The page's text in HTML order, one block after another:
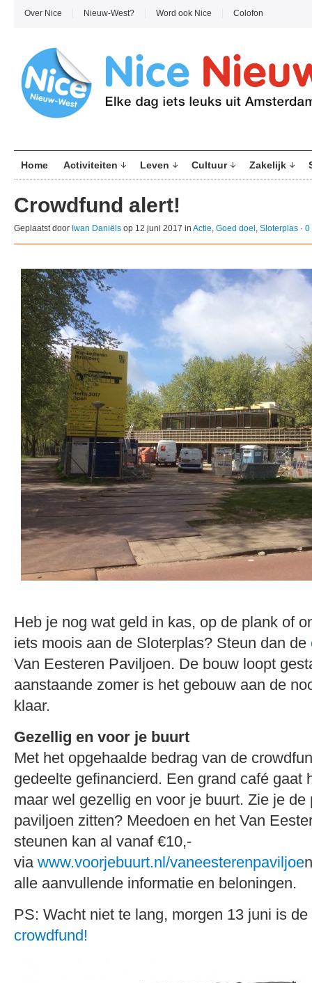
Over Nice Nieuw-West? Word ook Nice Colofon
Home Activiteiten Leven Cultuur Zakelijk
Crowdfund alert!
Geplaatst door Iwan Daniëls op 12 juni 2017 in Actie, Goed doel , Sloterplas · 0
Heb je nog wat geld in kas, op de plank of
iets moois aan de Sloterplas? Steun dan de
Van Eesteren Paviljoen. De bouw loopt
aanstaande zomer is het gebouw aan de
klaar.
Gezellig en voor je buurt
Met het opgehaalde bedrag van de
gedeelte gefinancierd. Een grand café gaat
maar wel gezellig en voor je buurt. Zie je de
paviljoen zitten? Meedoen en het Van
steunen kan al vanaf €10,-
via www.voorjebuurt.nl/vaneesterenpaviljoe
alle aanvullende informatie en beloningen.
PS: Wacht niet te lang, morgen 13 juni is de
crowdfund!